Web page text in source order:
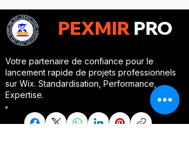
Votre partenaire de confiance pour le
lancement rapide de projets professionnels
sur Wix. Standardisation, Performance,
Expertise.
PEXMIR PRO